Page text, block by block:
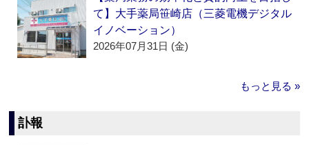
て】大手薬局笹崎店（三菱電機デジタル
イノベーション）
2026年07月31日 (金)
もっと見る »
訃報